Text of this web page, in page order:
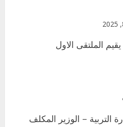
الملتقى الاول
التربية – الوزير المكلف